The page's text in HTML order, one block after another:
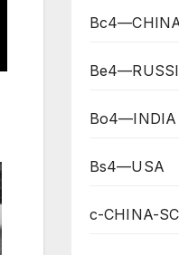
Bo4—INDIA
Bs4—USA
c-CHINA-